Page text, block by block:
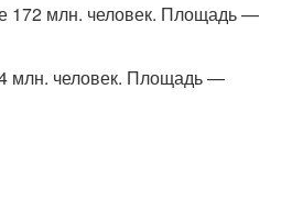
172 млн. человек. Площадь —
млн. человек. Площадь —